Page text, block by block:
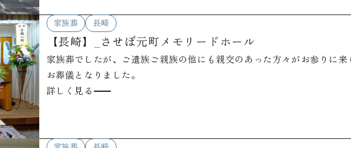
家族葬 長崎
【長崎】_させぼ元町メモリードホール
家族葬でしたが、ご遺族ご親族の他にも親交のあった方々がお参りに来
お葬儀となりました。
詳しく見る